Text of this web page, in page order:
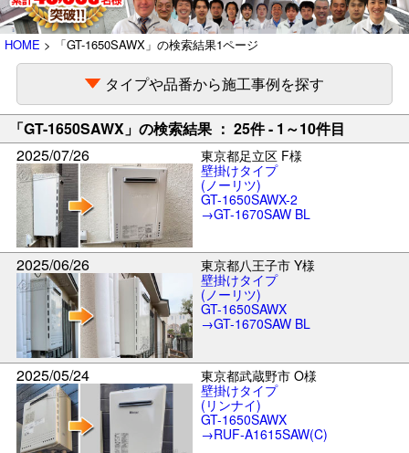
HOME > 「GT-1650SAWX」の検索結果1ページ
タイプや品番から施工事例を探す
「GT-1650SAWX」の検索結果 ： 25件 - 1～10件目
2025/07/26
東京都足立区 F様
壁掛けタイプ
(ノーリツ)
GT-1650SAWX-2
→GT-1670SAW BL
2025/06/26
東京都八王子市 Y様
壁掛けタイプ
(ノーリツ)
GT-1650SAWX
→GT-1670SAW BL
2025/05/24
東京都武蔵野市 O様
壁掛けタイプ
(リンナイ)
GT-1650SAWX
→RUF-A1615SAW(C)